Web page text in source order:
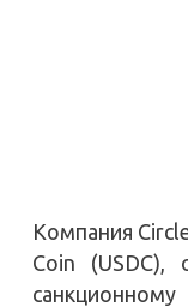
Компания
Coin (USDC),